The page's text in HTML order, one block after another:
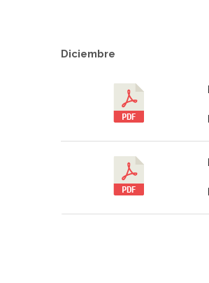
Diciembre